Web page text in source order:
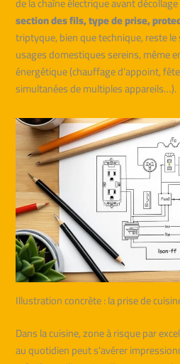
section des fils, type de prise,
triptyque, bien que technique, reste
usages domestiques sereins, même
énergétique (chauffage d’appoint,
simultanées de multiples appareils…).
Illustration concrète : la prise de
Dans la cuisine, zone à risque par
au quotidien peut s’avérer